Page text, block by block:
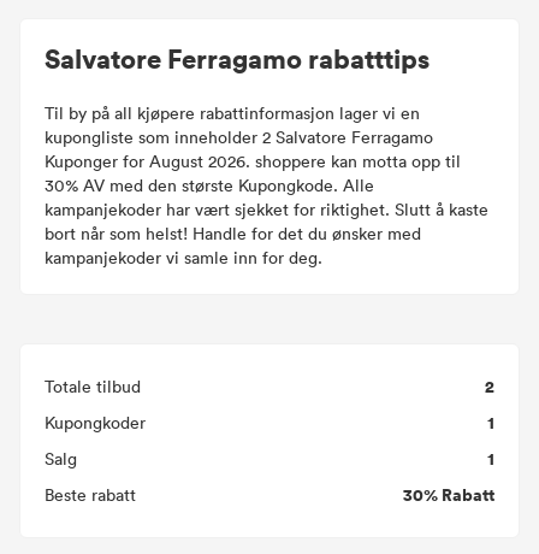
Salvatore Ferragamo rabatttips
Til by på all kjøpere rabattinformasjon lager vi en
kupongliste som inneholder 2 Salvatore Ferragamo
Kuponger for August 2026. shoppere kan motta opp til
30% AV med den største Kupongkode. Alle
kampanjekoder har vært sjekket for riktighet. Slutt å kaste
bort når som helst! Handle for det du ønsker med
kampanjekoder vi samle inn for deg.
Totale tilbud 2
Kupongkoder 1
Salg 1
Beste rabatt 30% Rabatt